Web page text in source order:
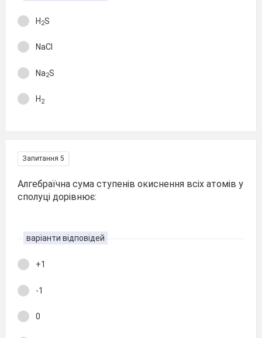
H2S
NaCl
Na2S
H 2
Запитання 5
Алгебраїчна сума ступенів окиснення всіх атомів у
сполуці дорівнює:
варіанти відповідей
+1
-1
0